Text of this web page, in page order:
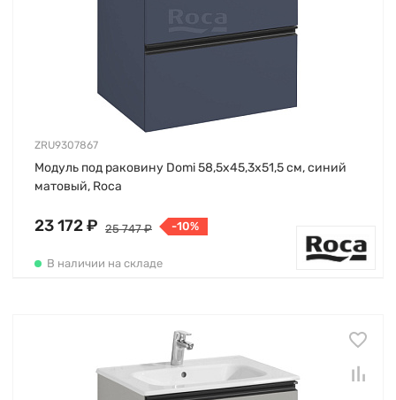
ZRU9307867
Модуль под раковину Domi 58,5х45,3х51,5 см, синий
матовый, Roca
23 172 ₽ 25 747 ₽ -10%
В наличии на складе